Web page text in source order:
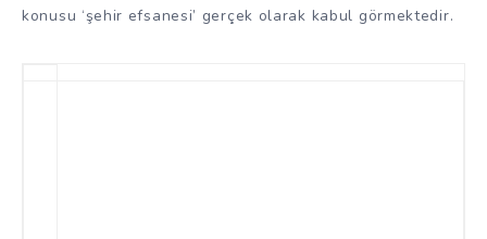
konusu ‘şehir efsanesi’ gerçek olarak kabul görmektedir.